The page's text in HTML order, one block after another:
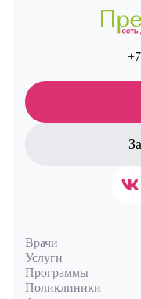
Врачи
Услуги
Программы
Поликлиники